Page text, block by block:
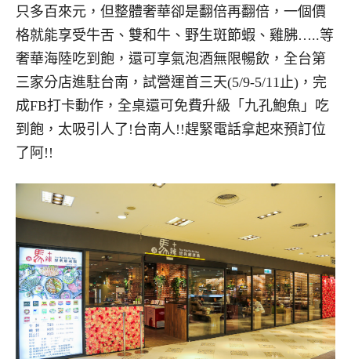
只多百來元，但整體奢華卻是翻倍再翻倍，一個價
格就能享受牛舌、雙和牛、野生斑節蝦、雞胇…..等
奢華海陸吃到飽，還可享氣泡酒無限暢飲，全台第
三家分店進駐台南，試營運首三天(5/9-5/11止)，完
成FB打卡動作，全桌還可免費升級「九孔鮑魚」吃
到飽，太吸引人了!台南人!!趕緊電話拿起來預訂位
了阿!!